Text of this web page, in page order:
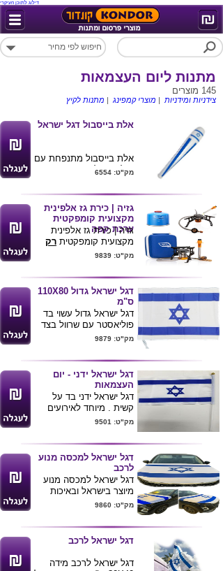
דילוג לתוכן העיקרי
מתנות ליום העצמאות
145 מוצרים
צידניות ומידניות | מוצרי קמפינג | מתנות לקיץ
אלת בייסבול דגל ישראל
אלת בייסבול מתנפחת עם
דגל ישראל .
מק"ט: 6554
גזיה | כירת גז אלפינית
מקצועית קומפקטית
ערכת קפה
גזיה | כירת גז אלפינית
מקצועית קומפקטית רק
300 גר'
בתיק קשיח עם
אלקטרוני .
מידות התיק : 8X12X12
ס"מ
צריכת גז 120 גר' לשעה .
אחריות לשנה
מיכל גז אוניברסלי
בהברגה ניתן לשימוש
גר' , 500 גר' .
בלון לא כלול בערכה ניתן
לרכוש בתוספת תשלום .
מק"ט: 9839
דגל ישראל גדול 110X80
ס"מ
דגל ישראל גדול עשוי בד
פוליאסטר עם שרוול בצד
ברוחב 6 ס"מ עם חוט
מידת הדגם 110X80 ס"מ
מק"ט: 9879
דגל ישראל ידני - יום
העצמאות
דגל ישראל ידני בד על
קשית . מיוחד לאירועים
ויום העצמאות .
מק"ט: 9501
דגל ישראל למכסה מנוע
לרכב
דגל ישראל למכסה מנוע
מיוצר בישראל ובאיכות
גבוהה מאוד .
מק"ט: 9860
דגל ישראל לרכב
דגל ישראל לרכב מידה